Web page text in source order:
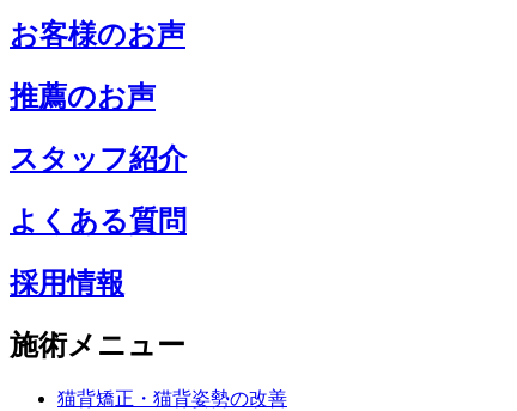
お客様のお声
推薦のお声
スタッフ紹介
よくある質問
採用情報
施術メニュー
猫背矯正・猫背姿勢の改善